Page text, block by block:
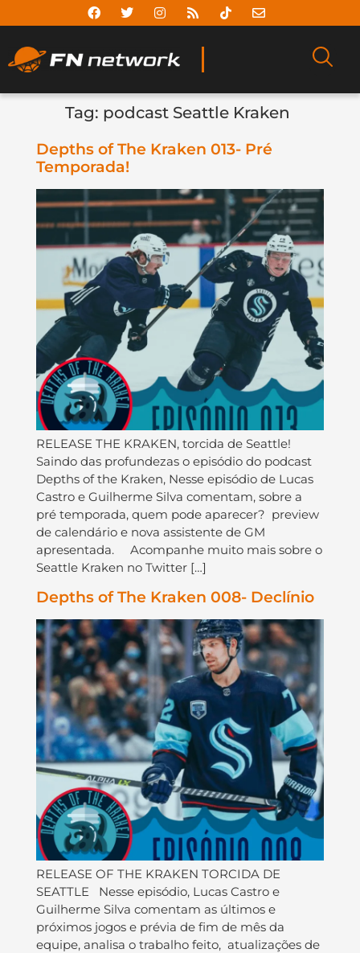
Tag: podcast Seattle Kraken
Depths of The Kraken 013- Pré
Temporada!
RELEASE THE KRAKEN, torcida de Seattle!
Saindo das profundezas o episódio do podcast
Depths of the Kraken, Nesse episódio de Lucas
Castro e Guilherme Silva comentam, sobre a
pré temporada, quem pode aparecer? preview
de calendário e nova assistente de GM
apresentada. Acompanhe muito mais sobre o
Seattle Kraken no Twitter […]
Depths of The Kraken 008- Declínio
RELEASE OF THE KRAKEN TORCIDA DE
SEATTLE Nesse episódio, Lucas Castro e
Guilherme Silva comentam as últimos e
próximos jogos e prévia de fim de mês da
equipe, analisa o trabalho feito, atualizações de